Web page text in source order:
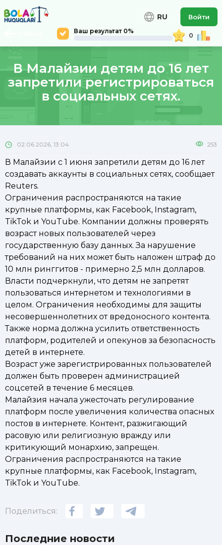
Ваш результат 0%
0
RU Войти
В Малайзии детям до 16 лет
запретили регистрироваться
в социальных сетях.
02.06.2026, 13:04 253
В Малайзии с 1 июня запретили детям до 16 лет
создавать аккаунты в социальных сетях, сообщает
Reuters.
Ограничения распространяются на такие
крупные платформы, как Facebook, Instagram,
TikTok и YouTube. Компании должны проверять
возраст новых пользователей через
государственную базу данных. За нарушение
требований на них может быть наложен штраф до
10 млн ринггитов - примерно 2,5 млн долларов.
Власти подчеркнули, что детям не запретят
пользоваться интернетом и технологиями в
целом. Ограничения необходимы для защиты
несовершеннолетних от вредоносного контента.
Также норма должна усилить ответственность
платформ, родителей и опекунов за безопасность
детей в интернете.
Возраст уже зарегистрированных пользователей
должен быть проверен администрацией
соцсетей в течение 6 месяцев.
Малайзия начала ужесточать регулирование
платформ после увеличения количества опасных
постов в интернете. Контент, разжигающий
расовую или религиозную вражду или
критикующий монархию, запрещен.
Ограничения распространяются на такие
крупные платформы, как Facebook, Instagram,
TikTok и YouTube.
Поделиться:
Последние новости